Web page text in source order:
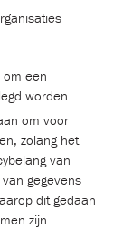
om een
worden.
om voor
zolang het
van
gegevens
dit gedaan
zijn.